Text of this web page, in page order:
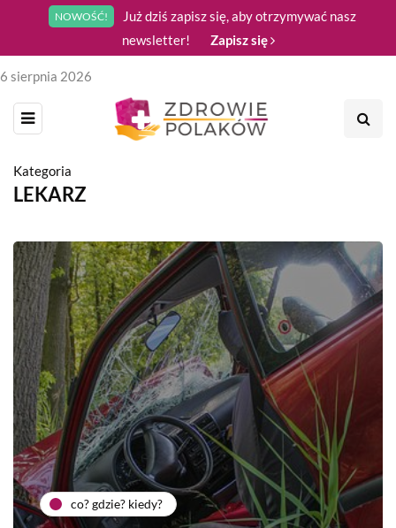
NOWOŚĆ!
Już dziś zapisz się, aby otrzymywać nasz
newsletter!
Zapisz się
6 sierpnia 2026
Kategoria
LEKARZ
co? gdzie? kiedy?